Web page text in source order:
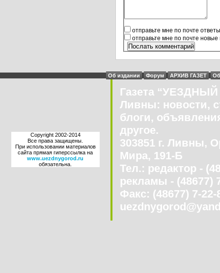
отправьте мне по почте
отправьте мне по почте
Об издании Форум АРХИВ ГАЗЕТ
Copyright 2002-2014
Все права защищены.
При использовании материалов
сайта прямая гиперссылка на
www.uezdnygorod.ru
обязательна.
Газета
Ливны: новости,
блоги,
другое.
303851 г. Ливны,
Мира, 191-Б
Тел.: редактор -
рекламы - (48677)
Факс: (48677) 7-